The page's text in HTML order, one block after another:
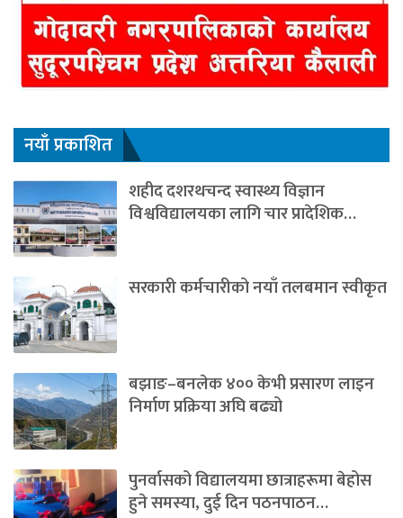
नयाँ प्रकाशित
शहीद दशरथचन्द स्वास्थ्य विज्ञान
विश्वविद्यालयका लागि चार प्रादेशिक…
सरकारी कर्मचारीको नयाँ तलबमान स्वीकृत
बझाङ–बनलेक ४०० केभी प्रसारण लाइन
निर्माण प्रक्रिया अघि बढ्यो
पुनर्वासको विद्यालयमा छात्राहरूमा बेहोस
हुने समस्या, दुई दिन पठनपाठन…